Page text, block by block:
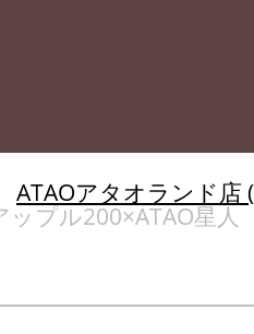
ATAOアタオランド店
プル200×ATAO星人